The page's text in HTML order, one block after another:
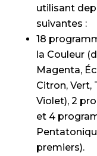
utilisant
suivantes :
18
la Couleur
Magenta,
Citron, Vert,
Violet), 2
et 4
premiers).